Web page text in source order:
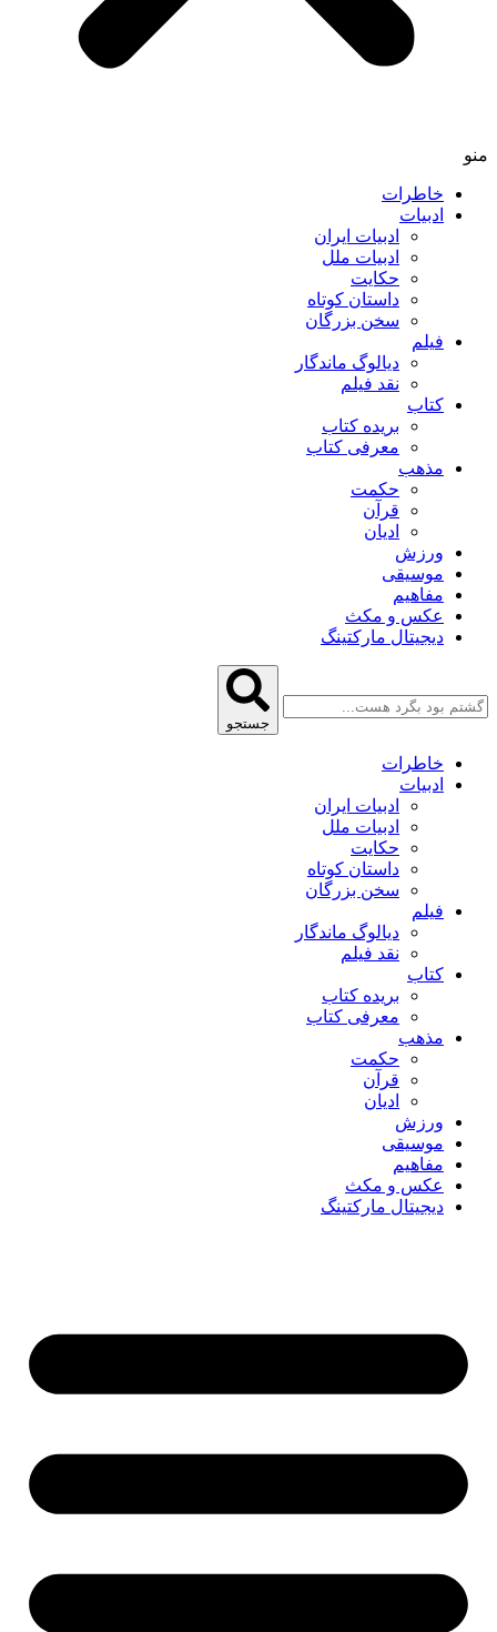
منو
خاطرات
ادبیات
ادبیات ایران
ادبیات ملل
حکایت
داستان کوتاه
سخن بزرگان
فیلم
دیالوگ ماندگار
نقد فیلم
کتاب
بریده کتاب
معرفی کتاب
مذهب
حکمت
قرآن
ادیان
ورزش
موسیقی
مفاهیم
عکس و مکث
دیجیتال مارکتینگ
جستجو
خاطرات
ادبیات
ادبیات ایران
ادبیات ملل
حکایت
داستان کوتاه
سخن بزرگان
فیلم
دیالوگ ماندگار
نقد فیلم
کتاب
بریده کتاب
معرفی کتاب
مذهب
حکمت
قرآن
ادیان
ورزش
موسیقی
مفاهیم
عکس و مکث
دیجیتال مارکتینگ